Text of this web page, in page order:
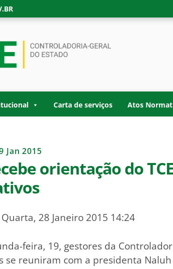
DO
Carta de serviços Atos
Jan 2015
orientação do
28 Janeiro 2015 14:24
feira, 19, gestores da
se reuniram com a presidenta